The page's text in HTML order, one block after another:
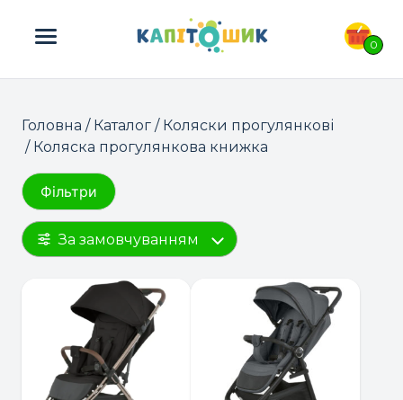
0
ПОШУК ТОВАРІВ:
Головна / Каталог / Коляски прогулянкові
/ Коляска прогулянкова книжка
Фільтри
За замовчуванням